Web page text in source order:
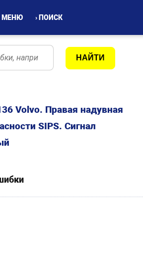
МЕНЮ › ПОИСК
Volvo. Правая надувная
SIPS. Сигнал